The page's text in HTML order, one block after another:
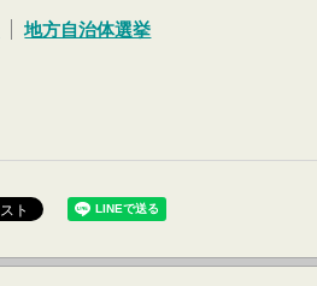
地方自治体選挙